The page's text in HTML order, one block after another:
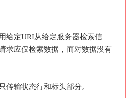
给定URI从给定服务器检索信
求应仅检索数据，而对数据没有
传输状态行和标头部分。